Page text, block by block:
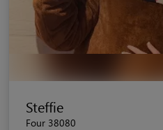
Steffie
Four 38080